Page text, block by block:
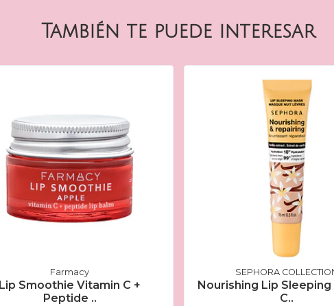
También te puede interesar
Farmacy
Lip Smoothie Vitamin C +
Peptide ..
SEPHORA
Nourishing Lip Sleeping
C..